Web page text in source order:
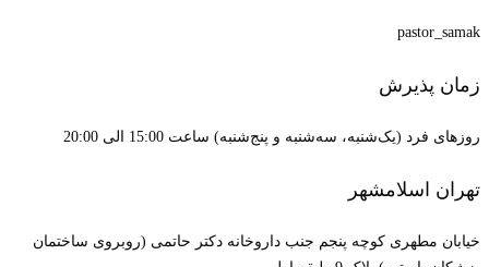
pastor_samak
زمان پذیرش
روزهای فرد (یک‌شنبه، سه‌شنبه و پنج‌شنبه) ساعت 15:00 الی 20:00
تهران اسلامشهر
خیابان مطهری کوچه پنجم جنب داروخانه دکتر حاتمی (روبروی ساختمان